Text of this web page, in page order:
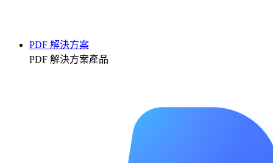
PDF 解決方案
PDF 解決方案產品